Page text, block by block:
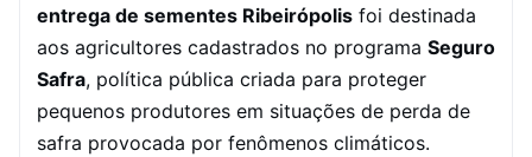
entrega de sementes Ribeirópolis foi destinada
aos agricultores cadastrados no programa Seguro
Safra, política pública criada para proteger
pequenos produtores em situações de perda de
safra provocada por fenômenos climáticos.